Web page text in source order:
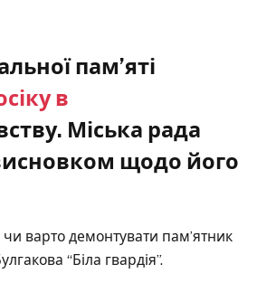
пам’яті
в
Міська рада
щодо його
варто демонтувати пам’ятник
“Біла гвардія”.